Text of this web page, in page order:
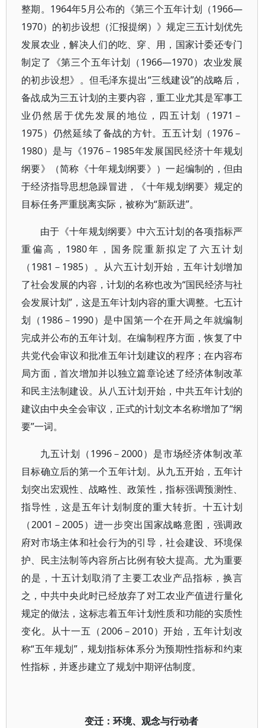
整期。1964年5月公布的《第三个五年计划（1966—
1970）的初步设想（汇报提纲）》规定三五计划优先
发展农业，解决人们的吃、穿、用，国家计委还专门
制定了《第三个五年计划（1966—1970）农业发展
的初步设想》。但毛泽东提出“三线建设”的战略后，
备战成为三五计划的主要内容，重工业尤其是军事工
业仍然居于优先发展的地位，四五计划（1971－
1975）仍然延续了备战的方针。五五计划（1976－
1980）是与《1976－1985年发展国民经济十年规划
纲要》（简称《十年规划纲要》）一起编制的，但由
于经济指导思想急躁冒进，《十年规划纲要》规定的
目标任务严重脱离实际，被称为“新跃进”。
由于《十年规划纲要》中六五计划的各项指标严
重偏高，1980年，国务院重新拟定了六五计划
（1981－1985）。从六五计划开始，五年计划增加
了社会发展的内容，计划的名称也改为“国民经济与社
会发展计划”，这是五年计划内容的重大调整。七五计
划（1986－1990）是中国第一个在开局之年就编制
完成并公布的五年计划。在编制程序方面，恢复了中
共党代会审议和批准五年计划建议的程序；在内容布
局方面，首次增加并以独立篇章论述了经济体制改革
和民主法制建设。从八五计划开始，中共五年计划的
建议由中央全会审议，正式的计划文本名称增加了“纲
要”一词。
九五计划（1996－2000）是市场经济体制改革
目标确立后的第一个五年计划。从九五开始，五年计
划突出宏观性、战略性、政策性，指标强调预测性、
指导性，这是五年计划制度的重大转折。十五计划
（2001－2005）进一步突出国家战略意图，强调政
府对市场主体和社会行为的引导，社会建设、环境保
护、民主法制等内容所占比例有较大提高。尤为重要
的是，十五计划取消了主要工农业产品指标，换言
之，中共中央此时已经放弃了对工农业产值进行量化
规定的做法，这标志着五年计划性质和功能的实质性
变化。从十一五（2006－2010）开始，五年计划改
称“五年规划”，规划指标体系分为预期性指标和约束
性指标，并逐步建立了规划中期评估制度。
变迁：环境、观念与行动者